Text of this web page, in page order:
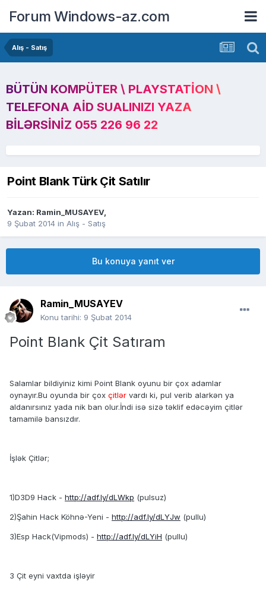
Forum Windows-az.com
Alış - Satış
BÜTÜN KOMPÜTER \ PLAYSTATION \
TELEFONA AID SUALINIZI YAZA
BILƏRSINIZ 055 226 96 22
Point Blank Türk Çit Satılır
Yazan: Ramin_MUSAYEV,
9 Şubat 2014 in Alış - Satış
Bu konuya yanıt ver
Ramin_MUSAYEV
Konu tarihi: 9 Şubat 2014
Point Blank Çit Satıram
Salamlar bildiyiniz kimi Point Blank oyunu bir çox adamlar
oynayır.Bu oyunda bir çox çitlər vardı ki, pul verib alarkən ya
aldanırsınız yada nik ban olur.İndi isə sizə təklif edəcəyim çitlər
tamamilə bansızdır.
İşlək Çitlər;
1)D3D9 Hack - http://adf.ly/dLWkp (pulsuz)
2)Şahin Hack Köhnə-Yeni - http://adf.ly/dLYJw (pullu)
3)Esp Hack(Vipmods) - http://adf.ly/dLYiH (pullu)
3 Çit eyni vaxtda işləyir